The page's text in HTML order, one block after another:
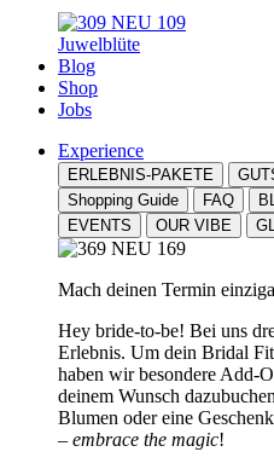
Juwelblüte
Blog
Shop
Jobs
Experience
ERLEBNIS-PAKETE
Shopping Guide
FAQ
EVENTS
OUR VIBE
Mach deinen Termin
Hey bride-to-be! Bei uns
Erlebnis. Um dein Bridal
haben wir besondere Add-
deinem Wunsch
Blumen oder eine
– embrace the magic!